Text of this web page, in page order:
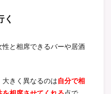
く
と相席できるバーや居酒
きく異なるのは自分で相